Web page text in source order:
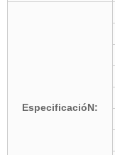
EspecificacióN: